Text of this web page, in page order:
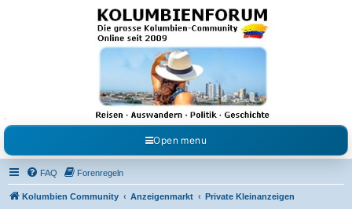
Kolumbienforum - Das
grosse Forum der
Freunde Kolumbiens
Reisen, Auswandern, Kultur, Politik, Geschichte und Visum in Kolumbien und Venezuela.
Austausch, Erfahrungen und Gemeinschaft im Kolumbienforum
Open menu
FAQ Forenregeln
Kolumbien Community Anzeigenmarkt Private Kleinanzeigen